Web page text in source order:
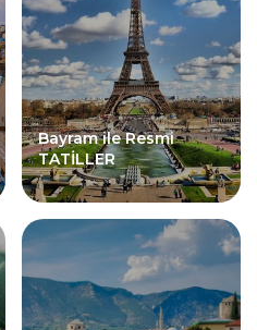
Bayram ile Resmi
TATİLLER